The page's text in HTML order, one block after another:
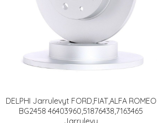
DELPHI Jarrulevyt FORD,FIAT,ALFA ROMEO
BG2458 46403960,51876438,7163465
Jarrulevy